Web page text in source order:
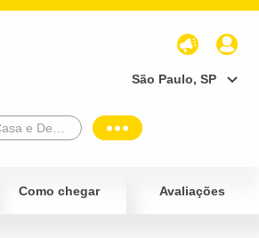
São Paulo, SP
Como chegar Avaliações